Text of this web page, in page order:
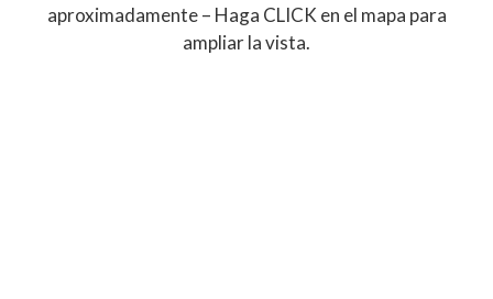
aproximadamente – Haga CLICK en el mapa para
ampliar la vista.